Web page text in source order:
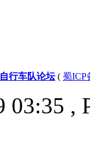
行车队论坛( 蜀ICP
03:35 ,